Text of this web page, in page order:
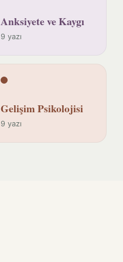
Anksiyete ve Kaygı
9 yazı
Gelişim Psikolojisi
9 yazı